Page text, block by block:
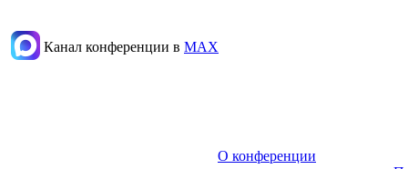
Канал конференции в МАХ
О конференции